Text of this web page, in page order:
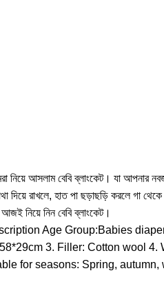
আসলাম বেবি ব্লাংকেট। যা আপনার
দিয়ে রাখলে, হাত পা ছড়াছড়ি করলে গা
নিয়ে নিন বেবি ব্লাংকেট।
Age Group:Babies
3. Filler: Cotton wool 4.
for seasons: Spring, autumn,